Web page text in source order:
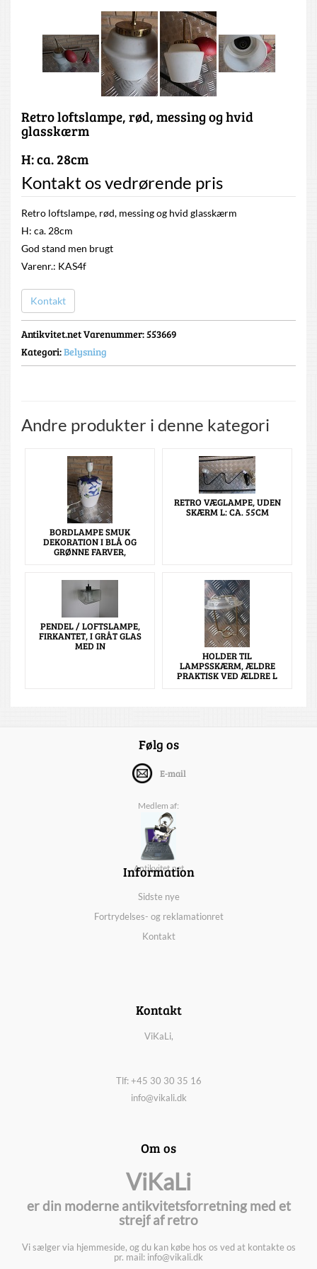
Retro loftslampe, rød, messing og hvid
glasskærm
H: ca. 28cm
Kontakt os vedrørende pris
Retro loftslampe, rød, messing og hvid glasskærm
H: ca. 28cm
God stand men brugt
Varenr.: KAS4f
Kontakt
Antikvitet.net Varenummer: 553669
Kategori:Belysning
Andre produkter i denne kategori
BORDLAMPE SMUK
DEKORATION I BLÅ OG
GRØNNE FARVER,
RETRO VÆGLAMPE, UDEN
SKÆRM L: CA. 55CM
PENDEL / LOFTSLAMPE,
FIRKANTET, I GRÅT GLAS
MED IN
HOLDER TIL
LAMPSSKÆRM, ÆLDRE
PRAKTISK VED ÆLDRE L
Følg os
E-mail
Medlem af:
Antikvitet.net
Information
Sidste nye
Fortrydelses- og reklamationret
Kontakt
Kontakt
ViKaLi,
Tlf: +45 30 30 35 16
info@vikali.dk
Om os
ViKaLi
er din moderne antikvitetsforretning med et
strejf af retro
Vi sælger via hjemmeside, og du kan købe hos os ved at kontakte os
pr. mail: info@vikali.dk